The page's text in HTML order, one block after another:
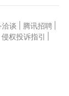
洽谈 腾讯招聘
侵权投诉指引